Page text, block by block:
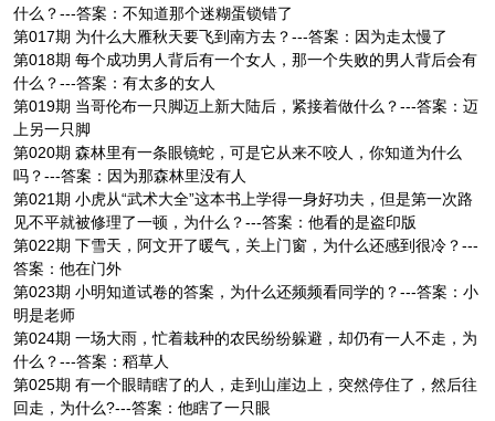
什么？---答案：不知道那个迷糊蛋锁错了
第017期 为什么大雁秋天要飞到南方去？---答案：因为走太慢了
第018期 每个成功男人背后有一个女人，那一个失败的男人背后会有
什么？---答案：有太多的女人
第019期 当哥伦布一只脚迈上新大陆后，紧接着做什么？---答案：迈
上另一只脚
第020期 森林里有一条眼镜蛇，可是它从来不咬人，你知道为什么
吗？---答案：因为那森林里没有人
第021期 小虎从“武术大全”这本书上学得一身好功夫，但是第一次路
见不平就被修理了一顿，为什么？---答案：他看的是盗印版
第022期 下雪天，阿文开了暖气，关上门窗，为什么还感到很冷？---
答案：他在门外
第023期 小明知道试卷的答案，为什么还频频看同学的？---答案：小
明是老师
第024期 一场大雨，忙着栽种的农民纷纷躲避，却仍有一人不走，为
什么？---答案：稻草人
第025期 有一个眼睛瞎了的人，走到山崖边上，突然停住了，然后往
回走，为什么?---答案：他瞎了一只眼